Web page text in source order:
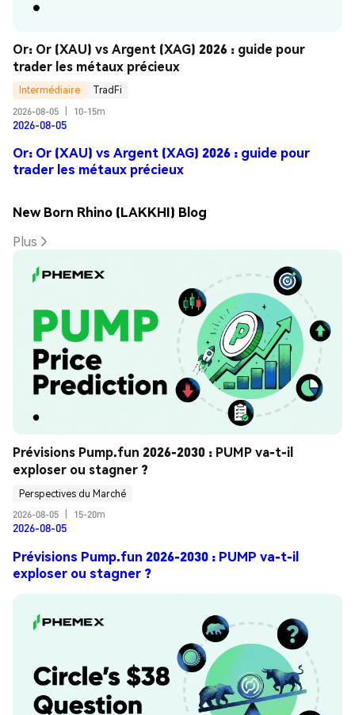
Or: Or (XAU) vs Argent (XAG) 2026 : guide pour
trader les métaux précieux
Intermédiaire
TradFi
2026-08-05
10-15m
2026-08-05
Or: Or (XAU) vs Argent (XAG) 2026 : guide pour
trader les métaux précieux
New Born Rhino (LAKKHI) Blog
Plus
Prévisions Pump.fun 2026-2030 : PUMP va-t-il
exploser ou stagner ?
Perspectives du Marché
2026-08-05
15-20m
2026-08-05
Prévisions Pump.fun 2026-2030 : PUMP va-t-il
exploser ou stagner ?